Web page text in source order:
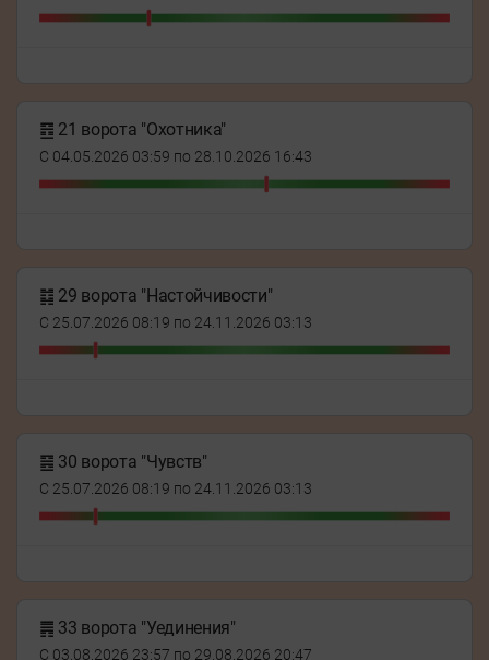
䷔ 21 ворота "Охотника"
С 04.05.2026 03:59 по 28.10.2026 16:43
䷜ 29 ворота "Настойчивости"
С 25.07.2026 08:19 по 24.11.2026 03:13
䷝ 30 ворота "Чувств"
С 25.07.2026 08:19 по 24.11.2026 03:13
䷠ 33 ворота "Уединения"
С 03.08.2026 23:57 по 29.08.2026 20:47